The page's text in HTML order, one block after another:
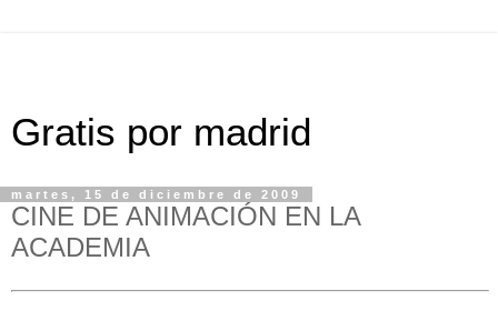
Gratis por madrid
martes, 15 de diciembre de 2009
CINE DE ANIMACIÓN EN LA
ACADEMIA